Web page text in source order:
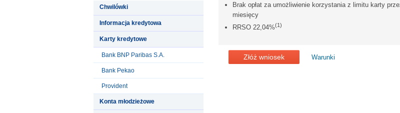
Chwilówki
Informacja kredytowa
Karty kredytowe
Bank BNP Paribas S.A.
Bank Pekao
Provident
Konta młodzieżowe
Brak opłat za umożliwienie korzystania z limitu karty
miesięcy
RRSO 22,04%(1)
Złóż wniosek Warunki